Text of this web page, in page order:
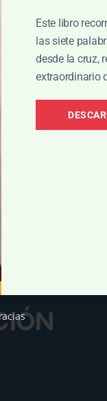
alejarte del
Este libro
las siete
desde la cruz,
extraordinario